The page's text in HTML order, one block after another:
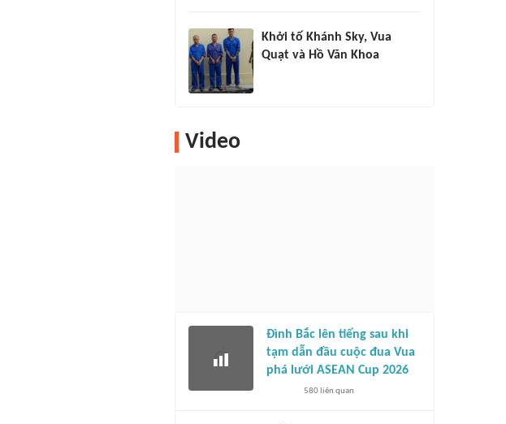
Khởi tố Khánh Sky, Vua
Quạt và Hồ Văn Khoa
Video
Đình Bắc lên tiếng sau khi
tạm dẫn đầu cuộc đua Vua
phá lưới ASEAN Cup 2026
580liên quan